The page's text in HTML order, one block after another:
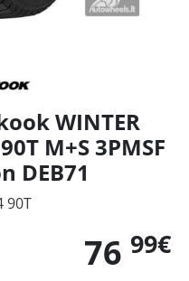
WINTER
M+S 3PMSF
DEB71
90T
76 99€